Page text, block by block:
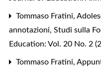
Tommaso Fratini,
annotazioni, Studi sulla
Education: Vol. 20 No. 2
Tommaso Fratini,